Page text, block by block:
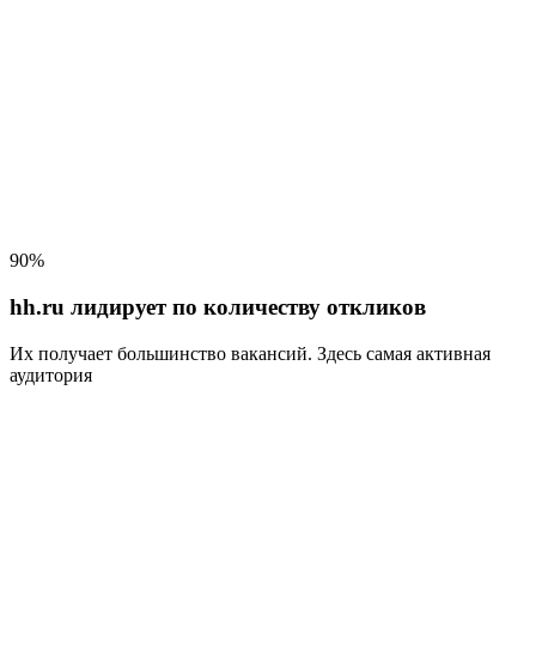
90%
hh.ru лидирует по количеству откликов
Их получает большинство вакансий. Здесь самая активная
аудитория